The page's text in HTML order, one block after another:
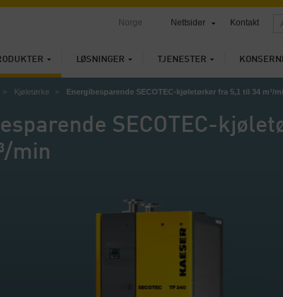
LØSNINGER TJENESTER
Norge Nettsider Kontakt
Kjøletørke Energibesparende SECOTEC-kjøletørker fra 5,1 til 34 m³/
SECOTEC-
min